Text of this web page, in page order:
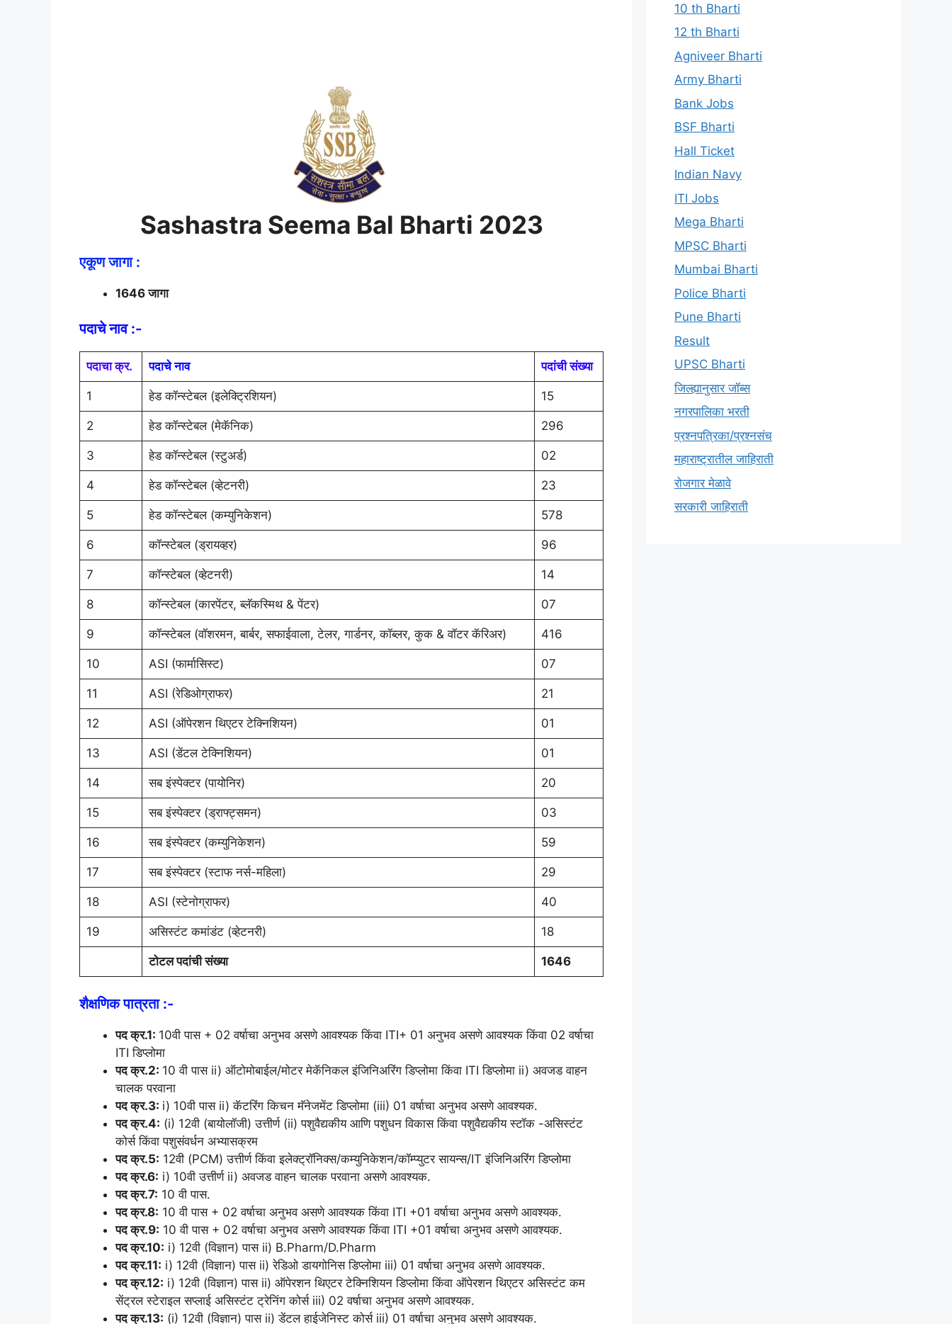
Sashastra Seema Bal Bharti 2023
एकूण जागा :
1646 जागा
पदाचे नाव :-
पदाचा क्र. पदाचे नाव पदांची संख्या
1 हेड कॉन्स्टेबल (इलेक्ट्रिशियन) 15
2 हेड कॉन्स्टेबल (मेकॅनिक) 296
3 हेड कॉन्स्टेबल (स्टुअर्ड) 02
4 हेड कॉन्स्टेबल (व्हेटनरी) 23
5 हेड कॉन्स्टेबल (कम्युनिकेशन) 578
6 कॉन्स्टेबल (ड्रायव्हर) 96
7 कॉन्स्टेबल (व्हेटनरी) 14
8 कॉन्स्टेबल (कारपेंटर, ब्लॅकस्मिथ & पेंटर) 07
9 कॉन्स्टेबल (वॉशरमन, बार्बर, सफाईवाला, टेलर, गार्डनर, कॉब्लर, कुक & वॉटर कॅरिअर) 416
10 ASI (फार्मासिस्ट) 07
11 ASI (रेडिओग्राफर) 21
12 ASI (ऑपेरशन थिएटर टेक्निशियन) 01
13 ASI (डेंटल टेक्निशियन) 01
14 सब इंस्पेक्टर (पायोनिर) 20
15 सब इंस्पेक्टर (ड्राफ्ट्समन) 03
16 सब इंस्पेक्टर (कम्युनिकेशन) 59
17 सब इंस्पेक्टर (स्टाफ नर्स-महिला) 29
18 ASI (स्टेनोग्राफर) 40
19 असिस्टंट कमांडंट (व्हेटनरी) 18
टोटल पदांची संख्या 1646
शैक्षणिक पात्रता :-
पद क्र.1: 10वी पास + 02 वर्षाचा अनुभव असणे आवश्यक किंवा ITI+ 01 अनुभव असणे आवश्यक किंवा 02 वर्षाचा
ITI डिप्लोमा
पद क्र.2: 10 वी पास ii) ऑटोमोबाईल/मोटर मेकॅनिकल इंजिनिअरिंग डिप्लोमा किंवा ITI डिप्लोमा ii) अवजड वाहन
चालक परवाना
पद क्र.3: i) 10वी पास ii) कॅटरिंग किचन मॅनेजमेंट डिप्लोमा (iii) 01 वर्षाचा अनुभव असणे आवश्यक.
पद क्र.4: (i) 12वी (बायोलॉजी) उत्तीर्ण (ii) पशुवैद्यकीय आणि पशुधन विकास किंवा पशुवैद्यकीय स्टॉक -असिस्टंट
कोर्स किंवा पशुसंवर्धन अभ्यासक्रम
पद क्र.5: 12वी (PCM) उत्तीर्ण किंवा इलेक्ट्रॉनिक्स/कम्युनिकेशन/कॉम्प्युटर सायन्स/IT इंजिनिअरिंग डिप्लोमा
पद क्र.6: i) 10वी उत्तीर्ण ii) अवजड वाहन चालक परवाना असणे आवश्यक.
पद क्र.7: 10 वी पास.
पद क्र.8: 10 वी पास + 02 वर्षाचा अनुभव असणे आवश्यक किंवा ITI +01 वर्षाचा अनुभव असणे आवश्यक.
पद क्र.9: 10 वी पास + 02 वर्षाचा अनुभव असणे आवश्यक किंवा ITI +01 वर्षाचा अनुभव असणे आवश्यक.
पद क्र.10: i) 12वी (विज्ञान) पास ii) B.Pharm/D.Pharm
पद क्र.11: i) 12वी (विज्ञान) पास ii) रेडिओ डायगोनिस डिप्लोमा iii) 01 वर्षाचा अनुभव असणे आवश्यक.
पद क्र.12: i) 12वी (विज्ञान) पास ii) ऑपेरशन थिएटर टेक्निशियन डिप्लोमा किंवा ऑपेरशन थिएटर असिस्टंट कम
सेंट्रल स्टेराइल सप्लाई असिस्टंट ट्रेनिंग कोर्स iii) 02 वर्षाचा अनुभव असणे आवश्यक.
पद क्र.13: (i) 12वी (विज्ञान) पास ii) डेंटल हाईजेनिस्ट कोर्स iii) 01 वर्षाचा अनुभव असणे आवश्यक.
10 th Bharti
12 th Bharti
Agniveer Bharti
Army Bharti
Bank Jobs
BSF Bharti
Hall Ticket
Indian Navy
ITI Jobs
Mega Bharti
MPSC Bharti
Mumbai Bharti
Police Bharti
Pune Bharti
Result
UPSC Bharti
जिल्ह्यानुसार जॉब्स
नगरपालिका भरती
प्रश्नपत्रिका/प्रश्नसंच
महाराष्ट्रातील जाहिराती
रोजगार मेळावे
सरकारी जाहिराती